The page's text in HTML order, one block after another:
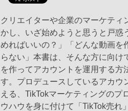
クリエイターや企業のマーケティ
かし、いざ始めようと思うと戸惑
めればいいの？」「どんな動画を
らない」本書は、そんな方に向け
を作ってアカウントを運用する方
す。プロデュースしているアカウ
える、TikTokマーケティングのプ
ウハウを身に付けて「TikTok売れ